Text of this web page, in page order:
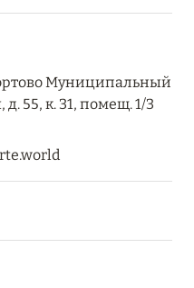
Муниципальный
55, к. 31, помещ. 1/3